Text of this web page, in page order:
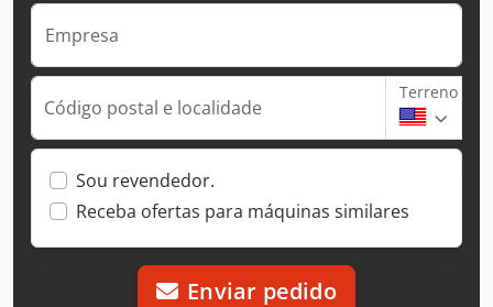
Empresa
Código postal e localidade
Terreno
Sou revendedor.
Receba ofertas para máquinas similares
Enviar pedido